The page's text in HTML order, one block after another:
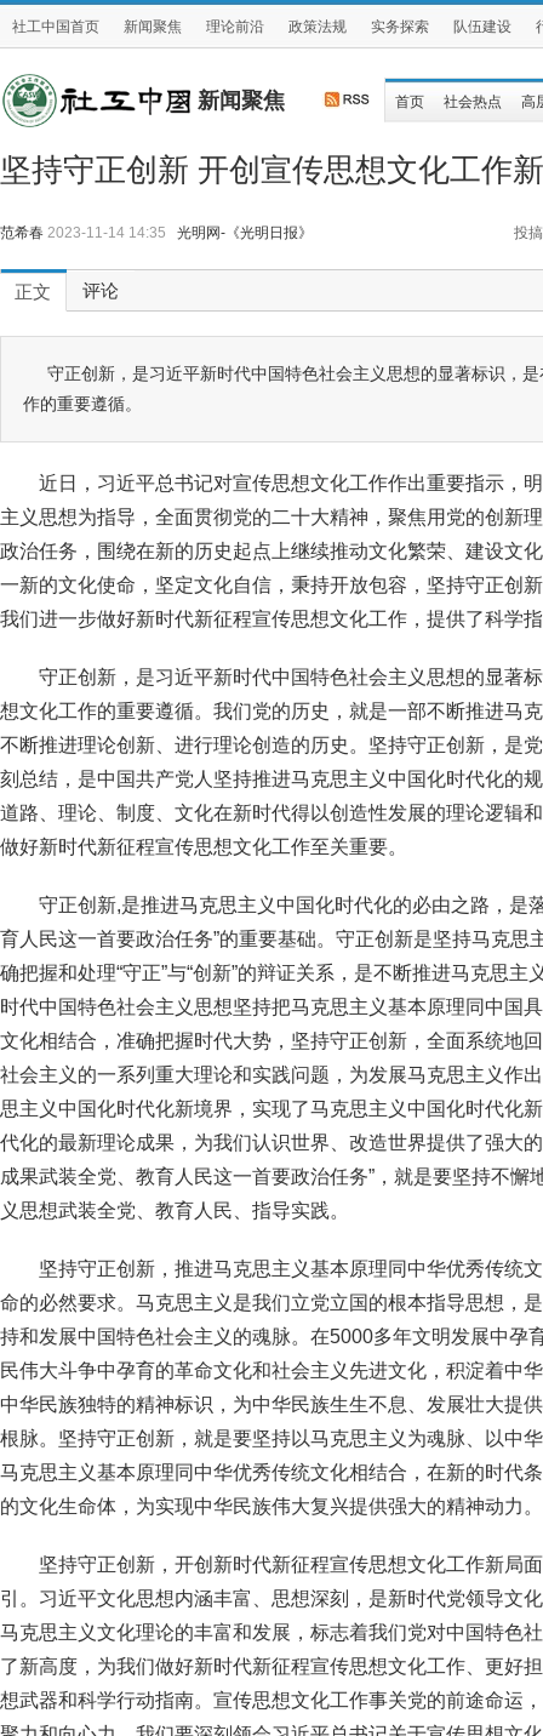
社工中国首页 新闻聚焦 理论前沿 政策法规 实务探索 队伍建设
新闻聚焦 首页 社会热点 高
坚持守正创新 开创宣传思想文化工作
范希春 2023-11-14 14:35 光明网-《光明日报》 投搞
正文 评论
守正创新，是习近平新时代中国特色社会主义思想的显著标识，
作的重要遵循。
近日，习近平总书记对宣传思想文化工作作出重要指示，
主义思想为指导，全面贯彻党的二十大精神，聚焦用党的创新
政治任务，围绕在新的历史起点上继续推动文化繁荣、建设文
一新的文化使命，坚定文化自信，秉持开放包容，坚持守正创
我们进一步做好新时代新征程宣传思想文化工作，提供了科学
守正创新，是习近平新时代中国特色社会主义思想的显著
想文化工作的重要遵循。我们党的历史，就是一部不断推进马
不断推进理论创新、进行理论创造的历史。坚持守正创新，是
刻总结，是中国共产党人坚持推进马克思主义中国化时代化的
道路、理论、制度、文化在新时代得以创造性发展的理论逻辑
做好新时代新征程宣传思想文化工作至关重要。
守正创新,是推进马克思主义中国化时代化的必由之路，是
育人民这一首要政治任务”的重要基础。守正创新是坚持马克思
确把握和处理“守正”与“创新”的辩证关系，是不断推进马克思
时代中国特色社会主义思想坚持把马克思主义基本原理同中国
文化相结合，准确把握时代大势，坚持守正创新，全面系统地
社会主义的一系列重大理论和实践问题，为发展马克思主义作
思主义中国化时代化新境界，实现了马克思主义中国化时代化
代化的最新理论成果，为我们认识世界、改造世界提供了强大
成果武装全党、教育人民这一首要政治任务”，就是要坚持不懈
义思想武装全党、教育人民、指导实践。
坚持守正创新，推进马克思主义基本原理同中华优秀传统
命的必然要求。马克思主义是我们立党立国的根本指导思想，
持和发展中国特色社会主义的魂脉。在5000多年文明发展中孕
民伟大斗争中孕育的革命文化和社会主义先进文化，积淀着中
中华民族独特的精神标识，为中华民族生生不息、发展壮大提
根脉。坚持守正创新，就是要坚持以马克思主义为魂脉、以中
马克思主义基本原理同中华优秀传统文化相结合，在新的时代
的文化生命体，为实现中华民族伟大复兴提供强大的精神动力。
坚持守正创新，开创新时代新征程宣传思想文化工作新局
引。习近平文化思想内涵丰富、思想深刻，是新时代党领导文
马克思主义文化理论的丰富和发展，标志着我们党对中国特色
了新高度，为我们做好新时代新征程宣传思想文化工作、更好
想武器和科学行动指南。宣传思想文化工作事关党的前途命运